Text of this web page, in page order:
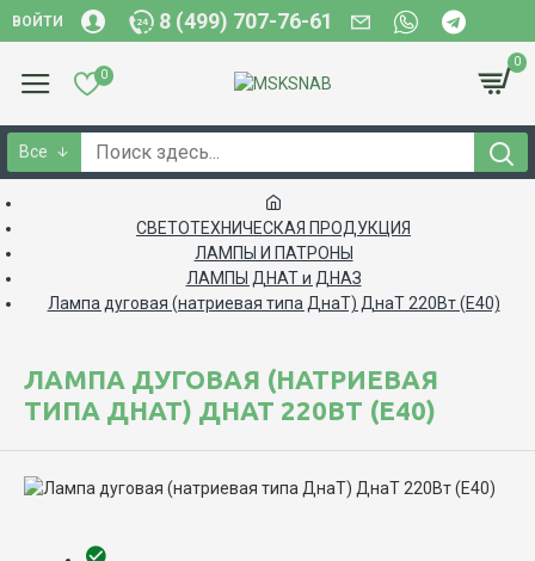
ВОЙТИ 8 (499) 707-76-61
0
0
Все
СВЕТОТЕХНИЧЕСКАЯ ПРОДУКЦИЯ
ЛАМПЫ И ПАТРОНЫ
ЛАМПЫ ДНАТ и ДНАЗ
Лампа дуговая (натриевая типа ДнаТ) ДнаТ 220Вт (Е40)
ЛАМПА ДУГОВАЯ (НАТРИЕВАЯ
ТИПА ДНАТ) ДНАТ 220ВТ (Е40)